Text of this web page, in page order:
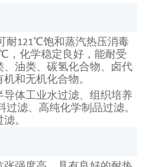
耐121℃饱和蒸汽热压消毒
，化学稳定良好，能耐受
油类、碳氢化合物、卤代
和无机化合物。
体工业水过滤、组织培养
滤、高纯化学制品过滤。
。